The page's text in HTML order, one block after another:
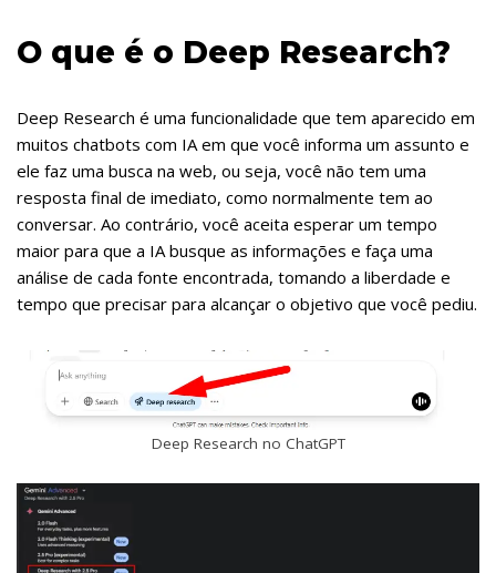
O que é o Deep Research?
Deep Research é uma funcionalidade que tem aparecido em
muitos chatbots com IA em que você informa um assunto e
ele faz uma busca na web, ou seja, você não tem uma
resposta final de imediato, como normalmente tem ao
conversar. Ao contrário, você aceita esperar um tempo
maior para que a IA busque as informações e faça uma
análise de cada fonte encontrada, tomando a liberdade e
tempo que precisar para alcançar o objetivo que você pediu.
Deep Research no ChatGPT